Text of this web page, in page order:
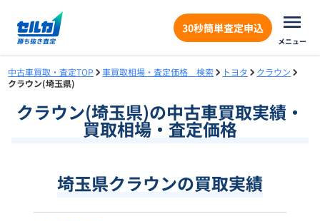
30秒簡単査定申込
メニュー
中古車買取・査定TOP 車買取相場・査定価格 検索 トヨタ
クラウン
クラウン(埼玉県)
クラウン(埼玉県)の中古車買取実績・
買取相場・査定価格
埼玉県クラウンの買取実績